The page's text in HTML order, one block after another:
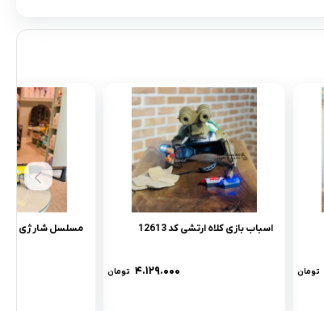
تومان
اسباب بازی کلاه ارتشی کد 12613
۴.۱۲۹.۰۰۰ تومان
مسلسل شارژی کد qhx-551